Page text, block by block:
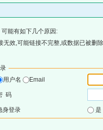
能有如下几个原因:
无效,可能链接不完整,或数据已被删
用户名
Email
码
身登录